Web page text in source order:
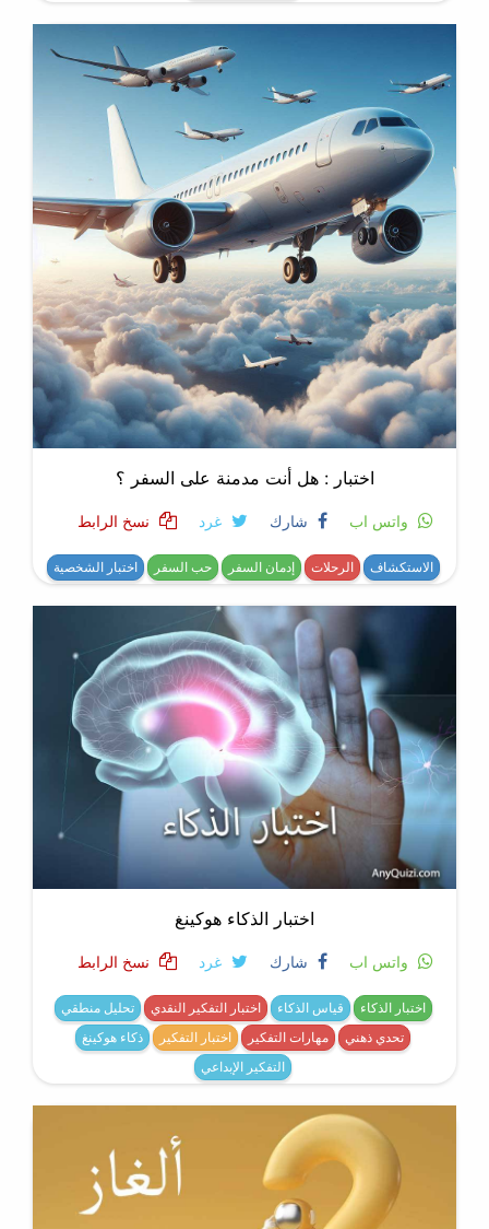
اختبار : هل أنت مدمنة على السفر ؟
واتس اب شارك غرد نسخ الرابط
الاستكشاف الرحلات إدمان السفر حب السفر اختبار الشخصية
اختبار الذكاء هوكينغ
واتس اب شارك غرد نسخ الرابط
اختبار الذكاء قياس الذكاء اختبار التفكير النقدي
تحليل منطقي
تحدي ذهني
مهارات التفكير اختبار التفكير
ذكاء هوكينغ
التفكير الإبداعي